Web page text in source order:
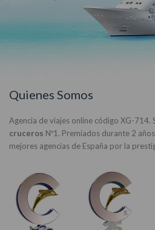
Quienes Somos
Agencia de viajes online código XG-714.
cruceros Nº1. Premiados durante 2
mejores agencias de España por la